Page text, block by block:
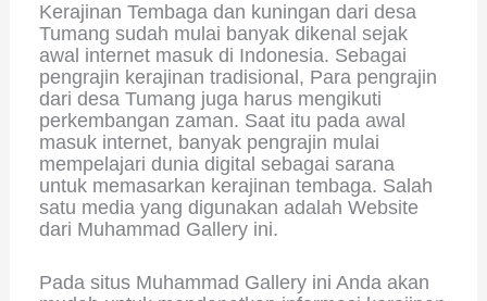
Kerajinan Tembaga dan kuningan dari desa
Tumang sudah mulai banyak dikenal sejak
awal internet masuk di Indonesia. Sebagai
pengrajin kerajinan tradisional, Para pengrajin
dari desa Tumang juga harus mengikuti
perkembangan zaman. Saat itu pada awal
masuk internet, banyak pengrajin mulai
mempelajari dunia digital sebagai sarana
untuk memasarkan kerajinan tembaga. Salah
satu media yang digunakan adalah Website
dari Muhammad Gallery ini.
Pada situs Muhammad Gallery ini Anda akan